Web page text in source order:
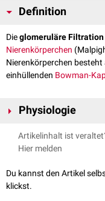
Definition
Dieglomeruläre Filtration
Nierenkörperchen
Nierenkörperchen besteht
einhüllenden Bowman-
Physiologie
Die glomeruläre Filtration ist
Funktionseinheit ist dabei die
folgenden Komponenten:
diskontinuierliches
Artikelinhalt ist
Hier melden
Du kannst den Artikel
klickst.